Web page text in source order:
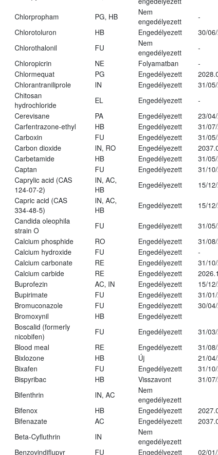
Chlorpropham
PG, HB
Nem
engedélyezett
-
Chlorotoluron
HB Engedélyezett
30/
Chlorothalonil
FU
Nem
engedélyezett
-
Chloropicrin
NE Folyamatban
-
Chlormequat
PG Engedélyezett
Chlorantraniliprole
IN Engedélyezett
31/
Chitosan
hydrochloride
EL Engedélyezett
-
Cerevisane
PA Engedélyezett
23/
Carfentrazone-ethyl
HB Engedélyezett
31/
Carboxin
FU Engedélyezett
31/
Carbon dioxide
IN, RO Engedélyezett
Carbetamide
HB Engedélyezett
31/
Captan
FU Engedélyezett
31/
Caprylic acid (CAS
124-07-2)
IN, AC,
HB
Engedélyezett
15/
Capric acid (CAS
334-48-5)
IN, AC,
HB
Engedélyezett
15/
Candida oleophila
strain O
FU Engedélyezett
31/
Calcium phosphide
RO Engedélyezett
31/
Calcium hydroxide
FU Engedélyezett
-
Calcium carbonate
RE Engedélyezett
31/
Calcium carbide
RE Engedélyezett
Buprofezin
AC, IN Engedélyezett
15/
Bupirimate
FU Engedélyezett
31/
Bromuconazole
FU Engedélyezett
30/
Bromoxynil
HB
Engedélyezett
Boscalid (formerly
nicobifen)
FU Engedélyezett
31/
Blood meal
RE Engedélyezett
31/
Bixlozone
HB Új
21/
Bixafen
FU Engedélyezett
31/
Bispyribac
HB Visszavont
31/
Bifenthrin
IN, AC
Nem
engedélyezett
Bifenox
HB Engedélyezett
Bifenazate
AC Engedélyezett
Beta-Cyfluthrin
IN
Nem
engedélyezett
Benzovindiflupyr
FU Engedélyezett
02/